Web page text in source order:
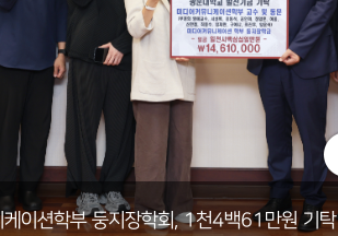
보러가기
과 박사동문, 발전기금 4천2백12만원 기부
케이션학부 둥지장학회, 1천4백61만원 기탁
동문회 발전기금 총 2천만원 기부